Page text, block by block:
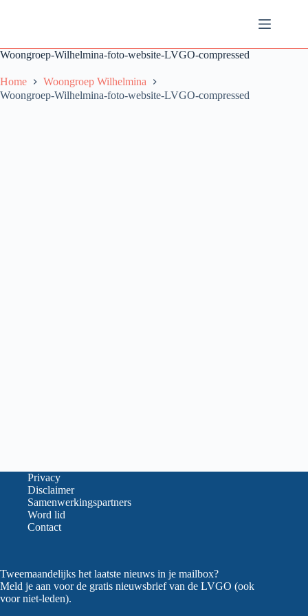
Woongroep-Wilhelmina-foto-website-LVGO-compressed
Home
Woongroep Wilhelmina
Woongroep-Wilhelmina-foto-website-LVGO-compressed
Privacy
Disclaimer
Samenwerkingspartners
Word lid
Contact
Tweemaandelijks het laatste nieuws in je mailbox?
Meld je aan voor de gratis nieuwsbrief van de LVGO (ook
voor niet-leden).